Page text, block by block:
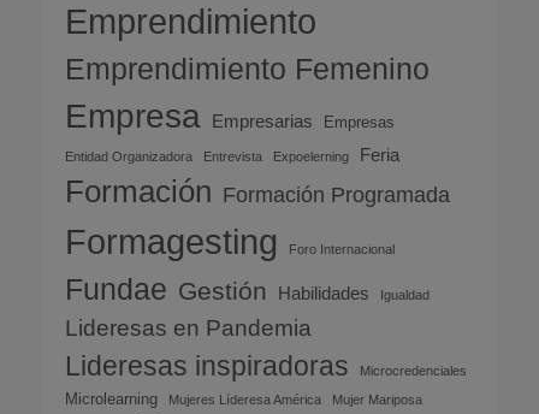
Emprendimiento
Emprendimiento Femenino
Empresa Empresarias Empresas
Entidad Organizadora Entrevista Expoelerning Feria
Formación Formación Programada
Formagesting Foro Internacional
Fundae Gestión Habilidades Igualdad
Lideresas en Pandemia
Lideresas inspiradoras Microcredenciales
Microlearning Mujeres Líderesa América Mujer Mariposa